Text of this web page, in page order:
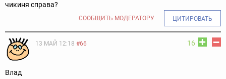
чикиня справа?
СООБЩИТЬ МОДЕРАТОРУ ЦИТИРОВАТЬ
16
13 МАЙ 12:18 #66
Влад